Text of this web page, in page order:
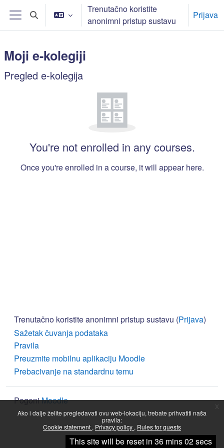
Preskoči na sadržaj
Ako i dalje želite pregledavati ovu web-lokaciju, trebate prihvatiti naša
pravila:
Cookie statement Privacy policy Rules for guests
Nastavi
Bočni panel
Toggle search input
Trenutačno koristite
anonimni pristup sustavu
Prijava
Moji e-kolegiji
Main content blocks
Preskoči Pregled e-kolegija
Pregled e-kolegija
You're not enrolled in any courses.
Once you're enrolled in a course, it will appear here.
Trenutačno koristite anonimni pristup sustavu (Prijava)
Sažetak čuvanja podataka
Pravila
Preuzmite mobilnu aplikaciju Moodle
Prebacivanje na standardnu temu
PogoniMoodle
This site will be reset in 36 mins 02 secs